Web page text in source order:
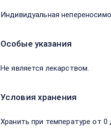
Индивидуальная
Особые указания
Не является лекарством.
Условия хранения
Хранить при температуре от